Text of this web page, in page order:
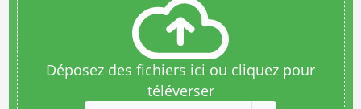
Déposez des fichiers ici ou cliquez pour
téléverser